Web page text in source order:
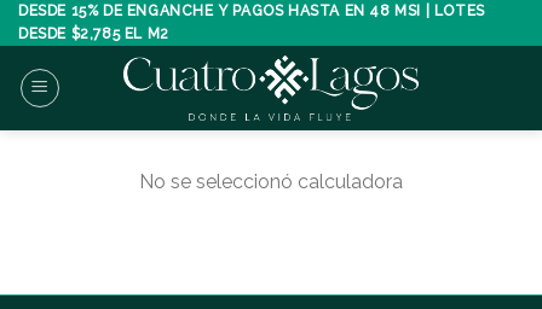
Skip
to
content
DESDE 15% DE ENGANCHE Y PAGOS HASTA EN 48 MSI | LOTES
DESDE $2,785 EL M2
No se seleccionó calculadora